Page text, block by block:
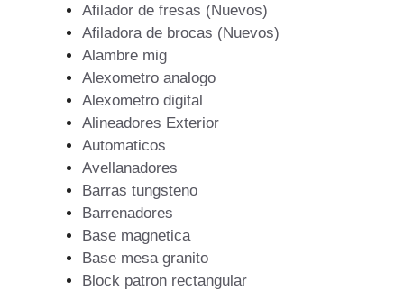
Afilador de fresas (Nuevos)
Afiladora de brocas (Nuevos)
Alambre mig
Alexometro analogo
Alexometro digital
Alineadores Exterior
Automaticos
Avellanadores
Barras tungsteno
Barrenadores
Base magnetica
Base mesa granito
Block patron rectangular